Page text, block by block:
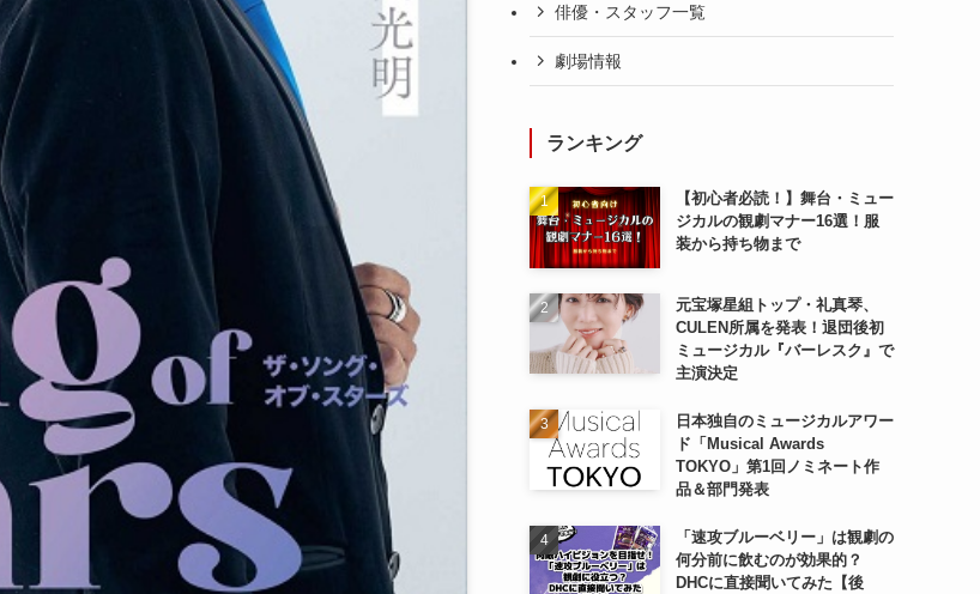
俳優・スタッフ一覧
劇場情報
ランキング
【初心者必読！】舞台・ミュー
ジカルの観劇マナー16選！服
装から持ち物まで
元宝塚星組トップ・礼真琴、
CULEN所属を発表！退団後初
ミュージカル『バーレスク』で
主演決定
日本独自のミュージカルアワー
ド「Musical Awards
TOKYO」第1回ノミネート作
品＆部門発表
「速攻ブルーベリー」は観劇の
何分前に飲むのが効果的？
DHCに直接聞いてみた【後